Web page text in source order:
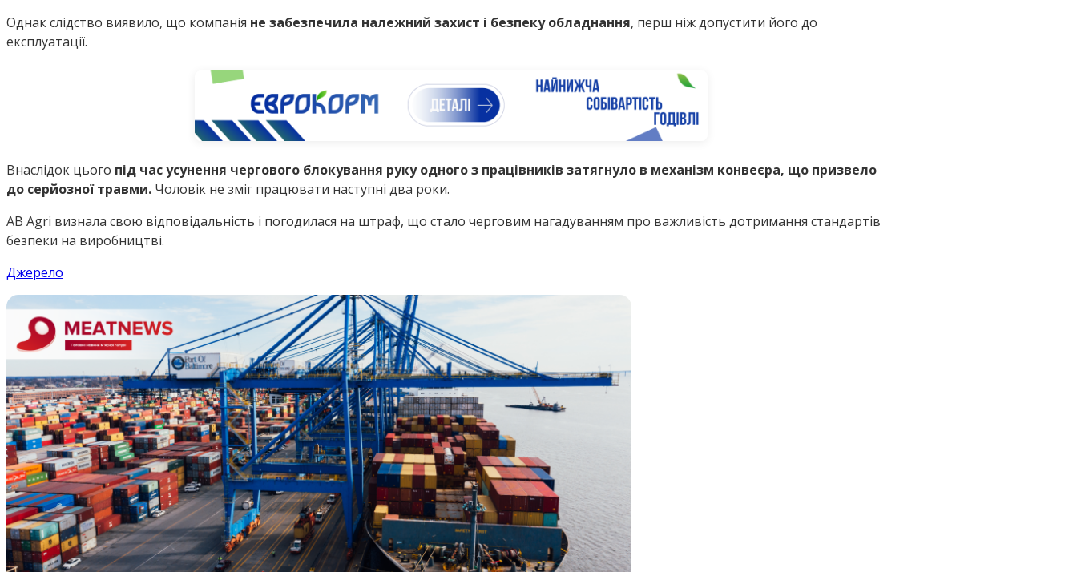
Однак слідство виявило, що компанія не забезпечила належний захист і безпеку обладнання, перш ніж допустити його до
експлуатації.
Внаслідок цього під час усунення чергового блокування руку одного з працівників затягнуло в механізм конвеєра, що призвело
до серйозної травми. Чоловік не зміг працювати наступні два роки.
AB Agri визнала свою відповідальність і погодилася на штраф, що стало черговим нагадуванням про важливість дотримання стандартів
безпеки на виробництві.
Джерело